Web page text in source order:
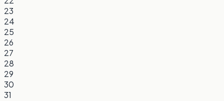
23
24
25
26
27
28
29
30
31